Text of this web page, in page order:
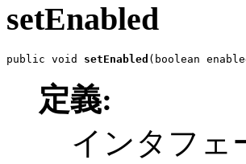
setEnabled
public void setEnabled (boolean
定義:
インタフェ